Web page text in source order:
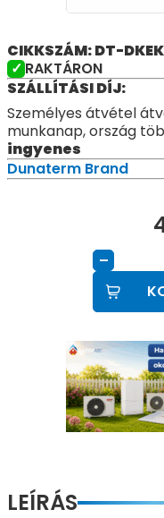
CIKKSZÁM: DT-
RAKTÁRON
SZÁLLÍTÁSI DÍJ:
Személyes átvétel
munkanap, ország
ingyenes
Dunaterm Brand
–
LEÍRÁS